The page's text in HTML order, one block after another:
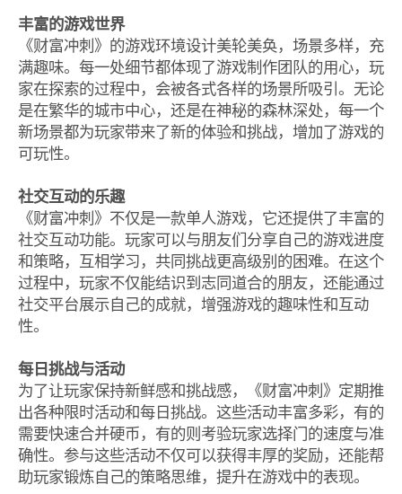
丰富的游戏世界
《财富冲刺》的游戏环境设计美轮美奂，场景多样，充
满趣味。每一处细节都体现了游戏制作团队的用心，玩
家在探索的过程中，会被各式各样的场景所吸引。无论
是在繁华的城市中心，还是在神秘的森林深处，每一个
新场景都为玩家带来了新的体验和挑战，增加了游戏的
可玩性。
社交互动的乐趣
《财富冲刺》不仅是一款单人游戏，它还提供了丰富的
社交互动功能。玩家可以与朋友们分享自己的游戏进度
和策略，互相学习，共同挑战更高级别的困难。在这个
过程中，玩家不仅能结识到志同道合的朋友，还能通过
社交平台展示自己的成就，增强游戏的趣味性和互动
性。
每日挑战与活动
为了让玩家保持新鲜感和挑战感，《财富冲刺》定期推
出各种限时活动和每日挑战。这些活动丰富多彩，有的
需要快速合并硬币，有的则考验玩家选择门的速度与准
确性。参与这些活动不仅可以获得丰厚的奖励，还能帮
助玩家锻炼自己的策略思维，提升在游戏中的表现。